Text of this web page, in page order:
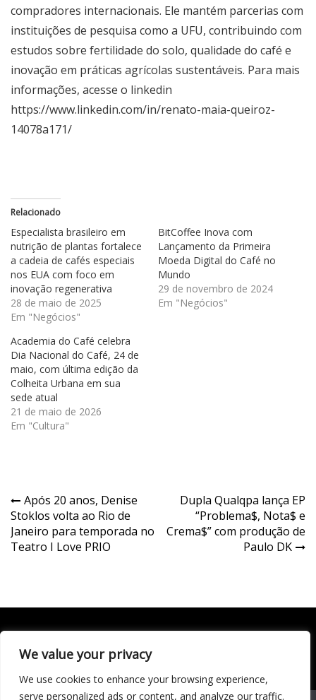
We value your privacy
We use cookies to enhance your browsing experience,
serve personalized ads or content, and analyze our traffic.
compradores internacionais. Ele mantém parcerias com
instituições de pesquisa como a UFU, contribuindo com
estudos sobre fertilidade do solo, qualidade do café e
inovação em práticas agrícolas sustentáveis. Para mais
informações, acesse o linkedin
https://www.linkedin.com/in/renato-maia-queiroz-
14078a171/
Relacionado
Especialista brasileiro em
nutrição de plantas fortalece
a cadeia de cafés especiais
nos EUA com foco em
inovação regenerativa
28 de maio de 2025
Em "Negócios"
BitCoffee Inova com
Lançamento da Primeira
Moeda Digital do Café no
Mundo
29 de novembro de 2024
Em "Negócios"
Academia do Café celebra
Dia Nacional do Café, 24 de
maio, com última edição da
Colheita Urbana em sua
sede atual
21 de maio de 2026
Em "Cultura"
Navegação
de
Post
Após 20 anos, Denise
Stoklos volta ao Rio de
Janeiro para temporada no
Teatro I Love PRIO
Dupla Qualqpa lança EP
“Problema$, Nota$ e
Crema$” com produção de
Paulo DK
Todo conteúdo publicado neste portal, incluindo textos,
responsabilidade do autor. © 2020 - 2024 Todos os direitos
reservados ao site Matéria Livre Royale News by